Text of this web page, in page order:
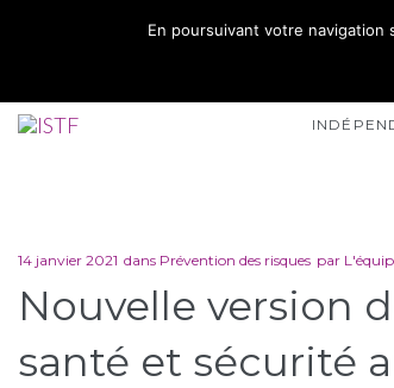
02 35 10 10 32 15 RUE DE L'INONDATION
14 janvier 2021 dans Prévention des risques par
Nouvelle version
santé et sécurité
En poursuivant votre